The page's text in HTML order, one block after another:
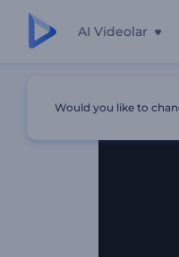
AI Videolar
Would you like to